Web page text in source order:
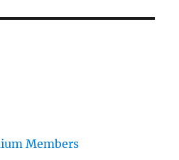
Members